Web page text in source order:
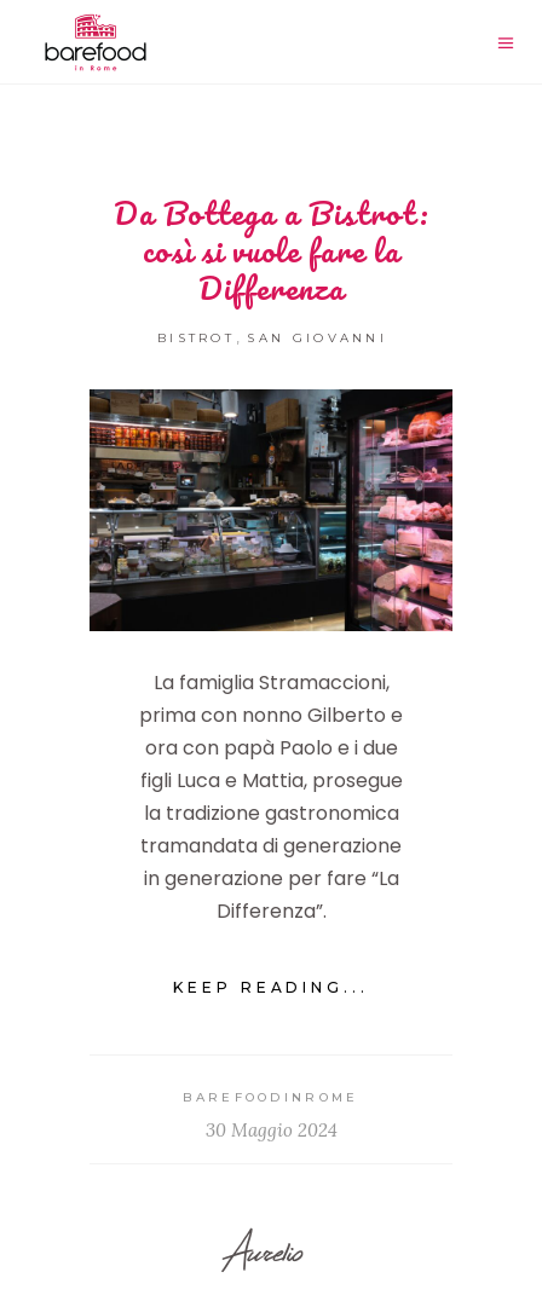
Da Bottega a Bistrot:
così si vuole fare la
Differenza
BISTROT SAN GIOVANNI
La famiglia Stramaccioni,
prima con nonno Gilberto e
ora con papà Paolo e i due
figli Luca e Mattia, prosegue
la tradizione gastronomica
tramandata di generazione
in generazione per fare “La
Differenza”.
KEEP READING...
BAREFOODINROME
30 Maggio 2024
Aurelio